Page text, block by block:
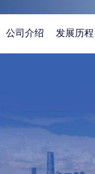
公司介绍 发展历程